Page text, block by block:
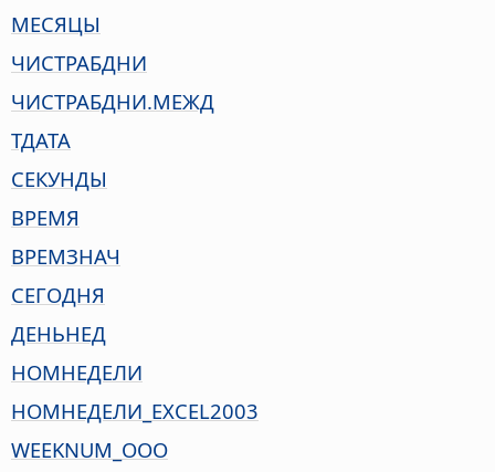
МЕСЯЦЫ
ЧИСТРАБДНИ
ЧИСТРАБДНИ.МЕЖД
ТДАТА
СЕКУНДЫ
ВРЕМЯ
ВРЕМЗНАЧ
СЕГОДНЯ
ДЕНЬНЕД
НОМНЕДЕЛИ
НОМНЕДЕЛИ_EXCEL2003
WEEKNUM_OOO